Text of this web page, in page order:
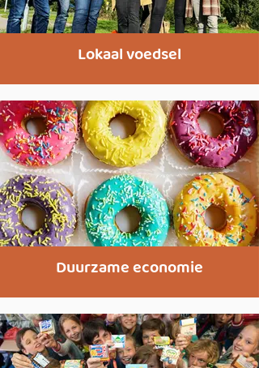
Lokaal voedsel
Duurzame economie